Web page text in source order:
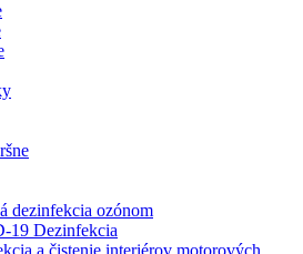
dezinfekcia ozónom
19 Dezinfekcia